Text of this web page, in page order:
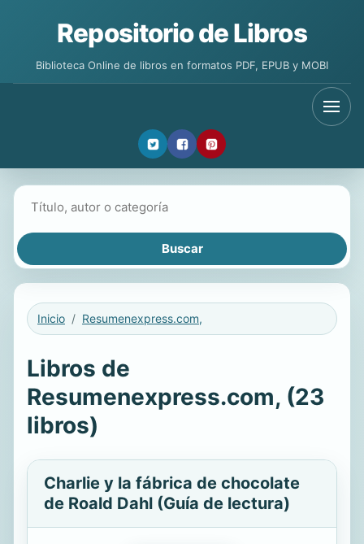
Repositorio de Libros
Biblioteca Online de libros en formatos PDF, EPUB y MOBI
Inicio Resumenexpress.com,
Libros de
Resumenexpress.com, (23
libros)
Charlie y la fábrica de chocolate
de Roald Dahl (Guía de lectura)